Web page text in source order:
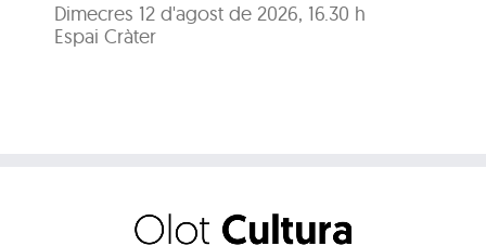
Dimecres 12 d'agost de 2026, 16.30 h
Espai Cràter